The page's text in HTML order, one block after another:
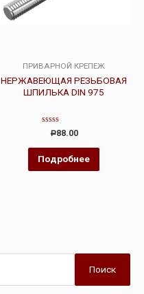
ПРИВАРНОЙ КРЕПЕЖ
НЕРЖАВЕЮЩАЯ РЕЗЬБОВАЯ
ШПИЛЬКА DIN 975
Оценка
из
5
Р88.00
Подробнее
Поиск